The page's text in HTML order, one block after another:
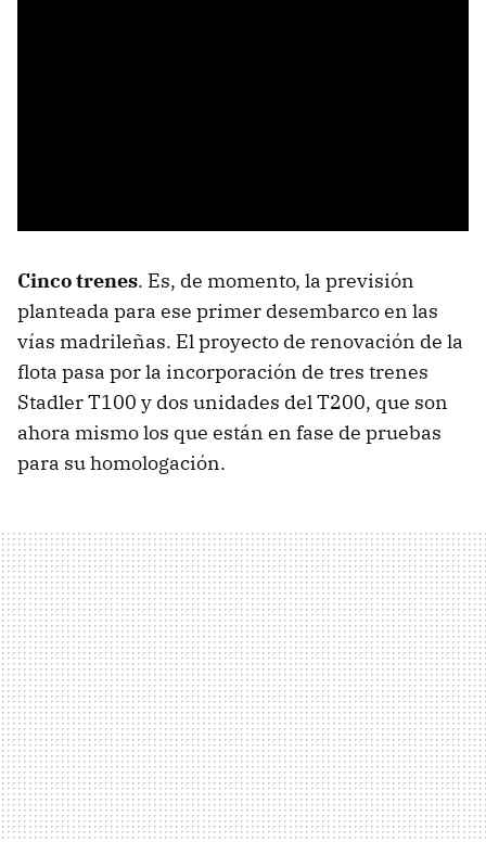
Cinco trenes. Es, de momento, la previsión
planteada para ese primer desembarco en las
vías madrileñas. El proyecto de renovación de la
flota pasa por la incorporación de tres trenes
Stadler T100 y dos unidades del T200, que son
ahora mismo los que están en fase de pruebas
para su homologación.